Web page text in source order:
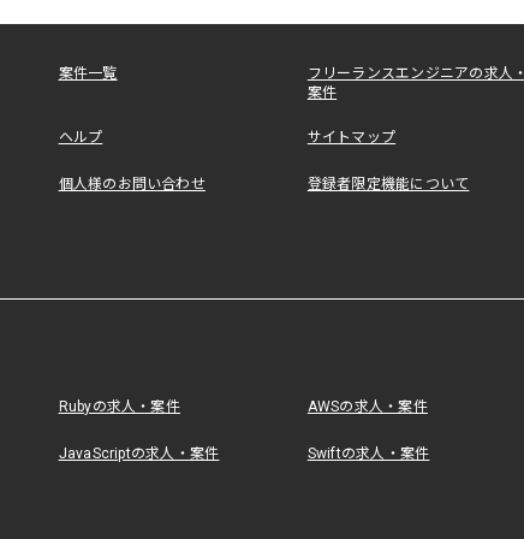
案件一覧
フリーランスエンジニアの求人・
案件
ヘルプ サイトマップ
個人様のお問い合わせ 登録者限定機能について
Rubyの求人・案件 AWSの求人・案件
JavaScriptの求人・案件 Swiftの求人・案件